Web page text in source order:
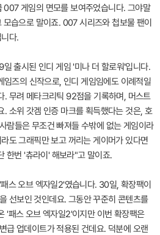
게임의 면모를 보여주었습니다. 그야말
습으로 말이죠. 007 시리즈와 첩보물 팬이
다.
출시된 인디 게임 '미나 더 할로워'입니다.
임즈의 신작으로, 인디 게임임에도 이례적일
. 무려 메타크리틱 92점을 기록하며, 머스트
. 소위 갓겜 인증 마크를 획득했다는 것은, 호
람들은 무조건 빠져들 수밖에 없는 게임이라
도 그래픽만 보고 꺼리는 게이머가 있다면
한번 '츄라이' 해보라"고 말이죠.
스 오브 엑자일2'였습니다. 30일, 확장팩이
선보인 것인데요. 그동안 꾸준히 콘텐츠를
'패스 오브 엑자일2'이지만 이번 확장팩은
급 업데이트가 적용된 건데요. 덕분에 오랜